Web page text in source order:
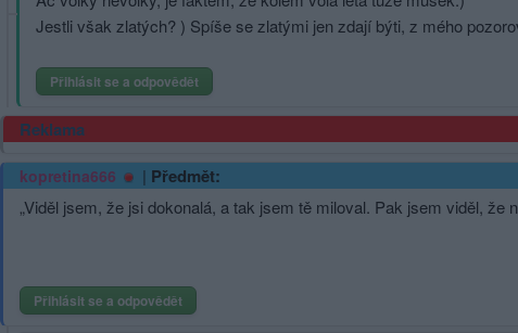
Jestli však zlatých? ) Spíše se zlatými jen zdají býti, z mého
Přihlásit se a odpovědět
Reklama
kopretina666 | Předmět:
„Viděl jsem, že jsi dokonalá, a tak jsem tě miloval. Pak jsem viděl, že
Přihlásit se a odpovědět